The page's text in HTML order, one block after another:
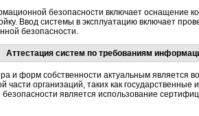
безопасности включает оснащение
Ввод системы в эксплуатацию включает
безопасности.
Аттестация систем по требованиям
и форм собственности актуальным является
части организаций, таких как
является использование